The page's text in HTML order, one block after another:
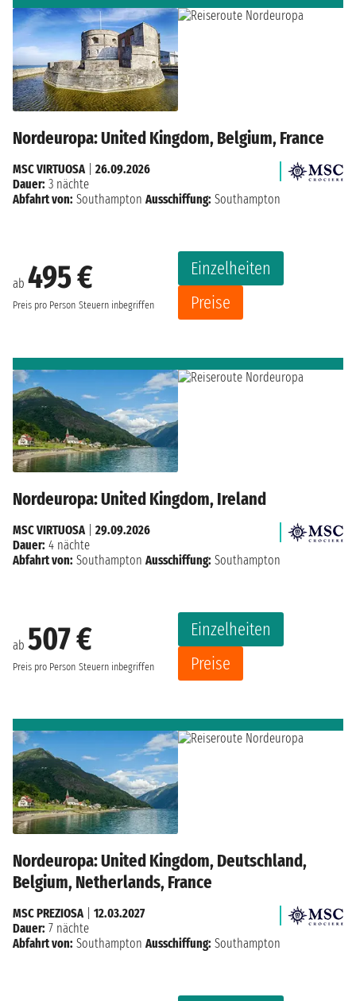
Nordeuropa: United Kingdom, Belgium, France
ab 495 €
Preis pro Person Steuern inbegriffen
Einzelheiten
Preise
MSC VIRTUOSA| 26.09.2026
Dauer: 3 nächte
Abfahrt von: Southampton Ausschiffung: Southampton
Nordeuropa: United Kingdom, Ireland
ab 507 €
Preis pro Person Steuern inbegriffen
Einzelheiten
Preise
MSC VIRTUOSA| 29.09.2026
Dauer: 4 nächte
Abfahrt von: Southampton Ausschiffung: Southampton
Nordeuropa: United Kingdom, Deutschland,
Belgium, Netherlands, France
MSC PREZIOSA| 12.03.2027
Dauer: 7 nächte
Abfahrt von: Southampton Ausschiffung: Southampton